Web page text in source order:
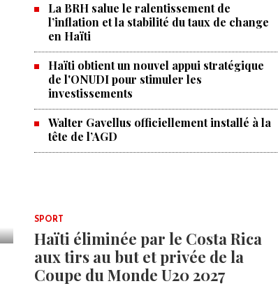
La BRH salue le ralentissement de
l’inflation et la stabilité du taux de change
en Haïti
Haïti obtient un nouvel appui stratégique
de l'ONUDI pour stimuler les
investissements
Walter Gavellus officiellement installé à la
tête de l’AGD
SPORT
Haïti éliminée par le Costa Rica
aux tirs au but et privée de la
Coupe du Monde U20 2027